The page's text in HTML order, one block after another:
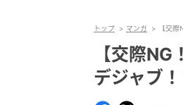
トップ マンガ 【交
【交際
デジャブ